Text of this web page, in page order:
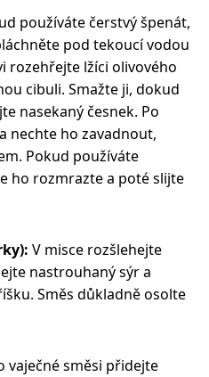
používáte čerstvý špenát,
pod tekoucí vodou
rozehřejte lžíci olivového
cibuli. Smažte ji, dokud
nasekaný česnek. Po
nechte ho zavadnout,
Pokud používáte
ho rozmrazte a poté slijte
V misce rozšlehejte
nastrouhaný sýr a
Směs důkladně osolte
vaječné směsi přidejte